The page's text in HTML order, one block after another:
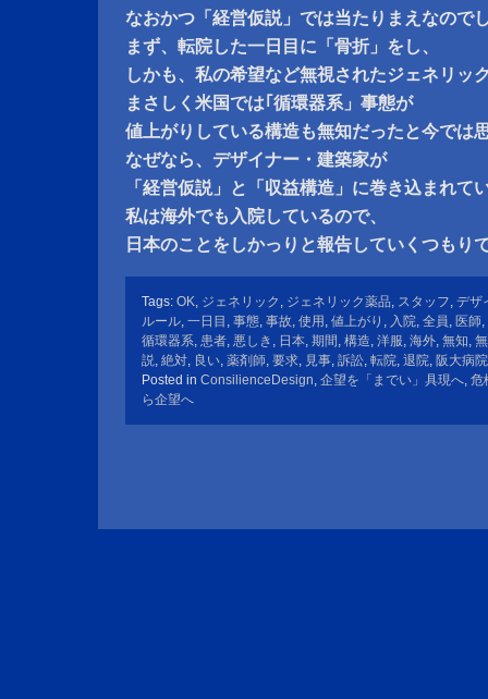
なおかつ「経営仮説」では当たりまえなので
まず、転院した一日目に「骨折」をし、
しかも、私の希望など無視されたジェネリッ
まさしく米国では｢循環器系」事態が
値上がりしている構造も無知だったと今では
なぜなら、デザイナー・建築家が
「経営仮説」と「収益構造」に巻き込まれて
私は海外でも入院しているので、
日本のことをしかっりと報告していくつもり
Tags: OK, ジェネリック , ジェネリック薬品, スタッフ, デザ
ルール, 一日目 , 事態, 事故, 使用 , 値上がり , 入院, 全員, 医師,
循環器系, 患者, 悪しき , 日本, 期間 , 構造, 洋服, 海外, 無知,
説, 絶対, 良い, 薬剤師, 要求, 見事, 訴訟, 転院, 退院, 阪大病院
Posted in ConsilienceDesign, 企望を「までい」具現へ, 危
ら企望へ